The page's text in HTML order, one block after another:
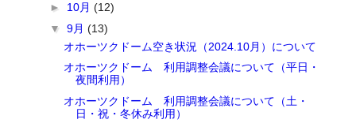
► 10月(12)
▼9月(13)
オホーツクドーム空き状況（2024.10月）について
オホーツクドーム 利用調整会議について（平日・
夜間利用）
オホーツクドーム 利用調整会議について（土・
日・祝・冬休み利用）